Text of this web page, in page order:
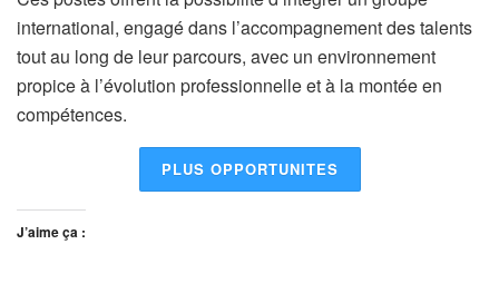
international, engagé dans l’accompagnement des talents
tout au long de leur parcours, avec un environnement
propice à l’évolution professionnelle et à la montée en
compétences.
PLUS OPPORTUNITES
J’aime ça :